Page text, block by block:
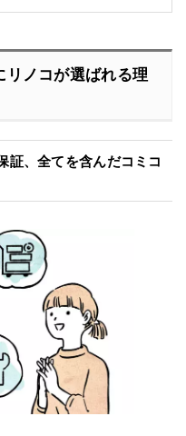
リノコが選ばれる理
証、全てを含んだコミコ